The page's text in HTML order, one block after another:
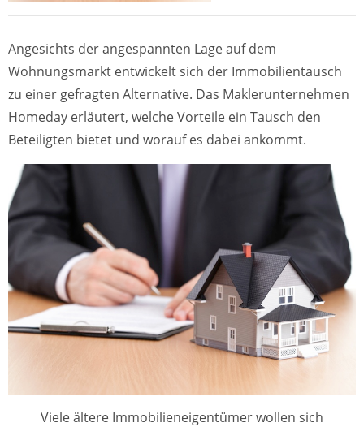
Angesichts der angespannten Lage auf dem
Wohnungsmarkt entwickelt sich der Immobilientausch
zu einer gefragten Alternative. Das Maklerunternehmen
Homeday erläutert, welche Vorteile ein Tausch den
Beteiligten bietet und worauf es dabei ankommt.
Viele ältere Immobilieneigentümer wollen sich